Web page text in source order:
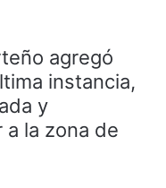
agregó
instancia,
y
la zona de